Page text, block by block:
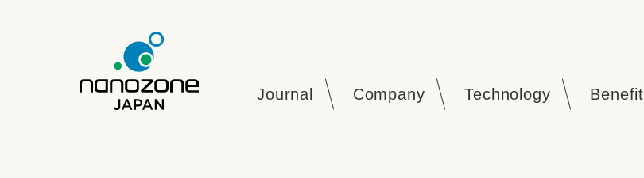
Journal Company Technology Benefit